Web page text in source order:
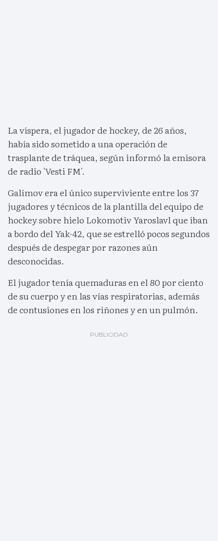
La víspera, el jugador de hockey, de 26 años,
había sido sometido a una operación de
trasplante de tráquea, según informó la emisora
de radio 'Vesti FM'.
Galímov era el único superviviente entre los 37
jugadores y técnicos de la plantilla del equipo de
hockey sobre hielo Lokomotiv Yaroslavl que iban
a bordo del Yak-42, que se estrelló pocos segundos
después de despegar por razones aún
desconocidas.
El jugador tenía quemaduras en el 80 por ciento
de su cuerpo y en las vías respiratorias, además
de contusiones en los riñones y en un pulmón.